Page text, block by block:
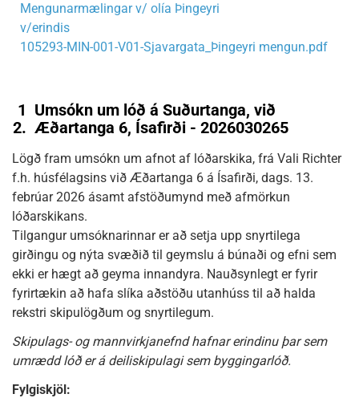
Mengunarmælingar v/ olía Þingeyri
v/erindis
105293-MIN-001-V01-Sjavargata_Þingeyri mengun.pdf
1
2.
Umsókn um lóð á Suðurtanga, við
Æðartanga 6, Ísafirði - 2026030265
Lögð fram umsókn um afnot af lóðarskika, frá Vali Richter
f.h. húsfélagsins við Æðartanga 6 á Ísafirði, dags. 13.
febrúar 2026 ásamt afstöðumynd með afmörkun
lóðarskikans.
Tilgangur umsóknarinnar er að setja upp snyrtilega
girðingu og nýta svæðið til geymslu á búnaði og efni sem
ekki er hægt að geyma innandyra. Nauðsynlegt er fyrir
fyrirtækin að hafa slíka aðstöðu utanhúss til að halda
rekstri skipulögðum og snyrtilegum.
Skipulags- og mannvirkjanefnd hafnar erindinu þar sem
umrædd lóð er á deiliskipulagi sem byggingarlóð.
Fylgiskjöl: